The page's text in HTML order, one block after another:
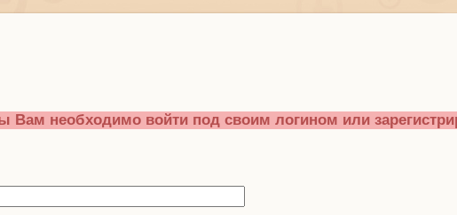
Вам необходимо войти под своим логином или